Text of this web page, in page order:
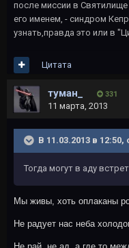
после миссии в
его именем, - синдром
узнать,правда это или в
Цитата
туман_ 331
11 марта, 2013
В 11.03.2013 в
Тогда могут в аду
Мы живы, хоть оплаканы
Не радует нас неба